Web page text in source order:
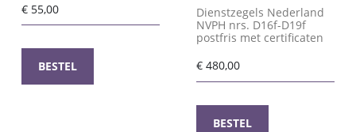
€ 55,00
BESTEL
Dienstzegels Nederland
NVPH nrs. D16f-D19f
postfris met certificaten
€ 480,00
BESTEL